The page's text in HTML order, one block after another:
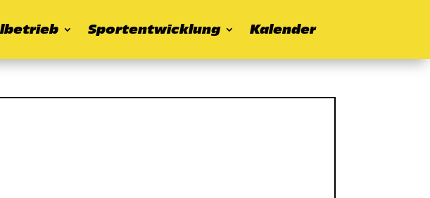
Sportentwicklung Kalender